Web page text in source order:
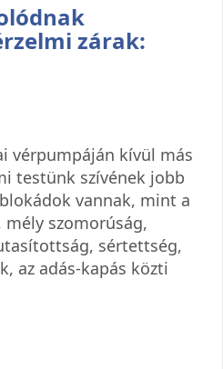
zárak:
vérpumpáján kívül más
testünk szívének jobb
vannak, mint a
szomorúság,
sértettség,
az adás-kapás közti